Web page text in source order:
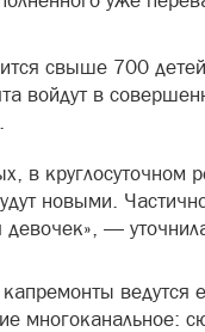
свыше 700 детей
войдут в
в
новыми.
девочек», —
капремонты
многоканальное: